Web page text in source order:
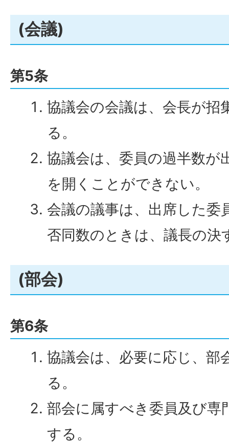
(会議)
第5条
協議会の会議は、会長が招
る。
協議会は、委員の過半数が
を開くことができない。
会議の議事は、出席した委
否同数のときは、議長の決
(部会)
第6条
協議会は、必要に応じ、部
る。
部会に属すべき委員及び専
する。